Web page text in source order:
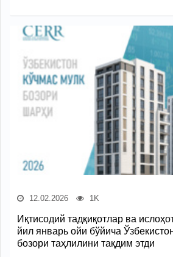
12.02.2026 1K
Иқтисодий тадқиқотлар ва
йил январь ойи бўйича
бозори таҳлилини тақдим этди